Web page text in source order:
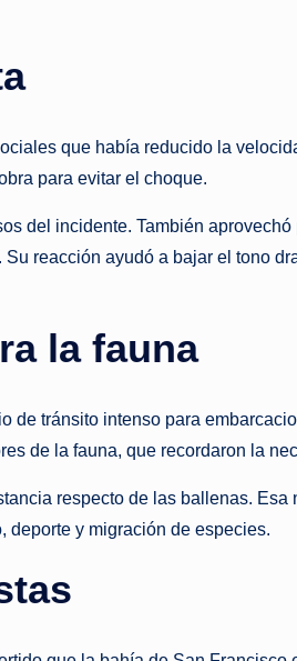
que había reducido la
para evitar el choque.
del incidente. También
reacción ayudó a bajar el tono
la fauna
de tránsito intenso para
de la fauna, que recordaron la
respecto de las ballenas.
deporte y migración de especies.